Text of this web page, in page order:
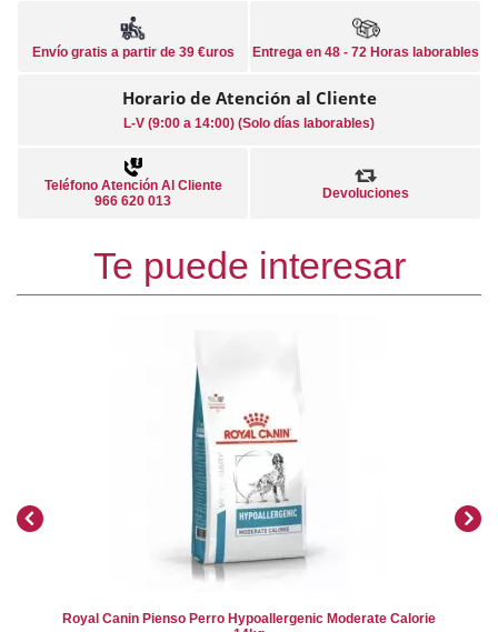
Envío gratis a partir de 39 €uros Entrega en 48 - 72 Horas laborables
Horario de Atención al Cliente
L-V (9:00 a 14:00) (Solo días laborables)
Teléfono Atención Al Cliente
966 620 013
Devoluciones
Te puede interesar
Royal Canin Pienso Perro Hypoallergenic Moderate Calorie